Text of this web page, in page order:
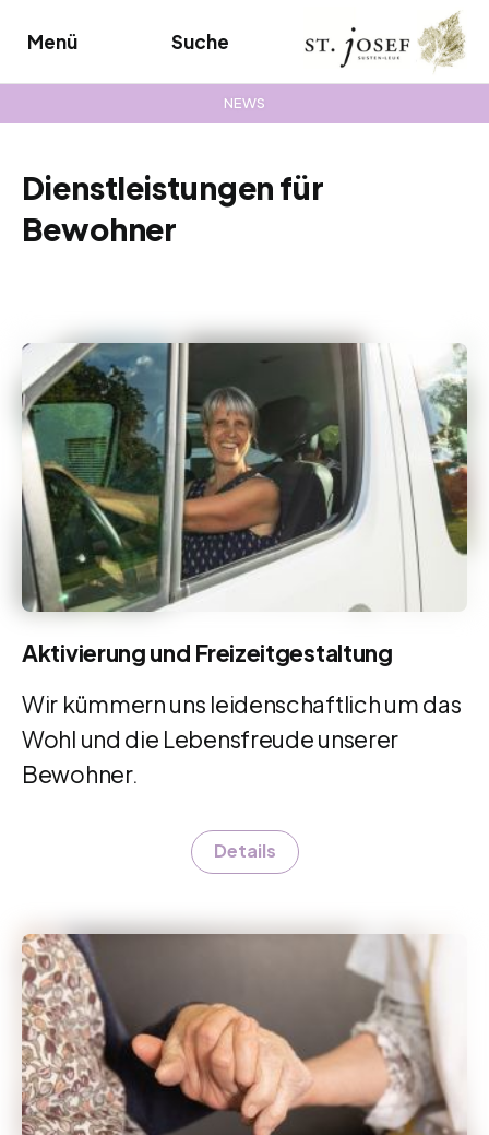
Menü Suche
NEWS
Dienstleistungen für
Bewohner
Aktivierung und Freizeitgestaltung
Wir kümmern uns leidenschaftlich um das
Wohl und die Lebensfreude unserer
Bewohner.
Details